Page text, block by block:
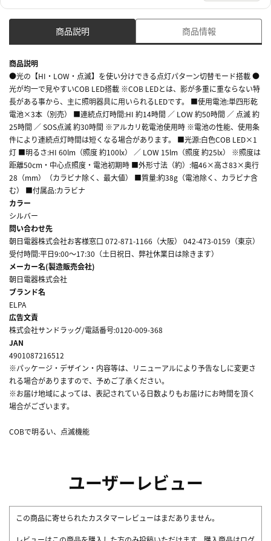
商品説明 商品情報
商品説明
●光の【HI・LOW・点滅】を使い分けできる点灯パターン切替モード搭載 ●
光が均一で見やすいCOB LED搭載 ※COB LEDとは、影が多重に重ならない特
長がある事から、主に照明器具に用いられるLEDです。 ■使用電池:単四形乾
電池×3本（別売） ■連続点灯時間:HI 約14時間 ／ LOW 約50時間 ／ 点滅 約
25時間 ／ SOS点滅 約30時間 ※アルカリ乾電池使用時 ※電池の性能、使用条
件により連続点灯時間は短くなる場合があります。 ■光源:白色COB LED×1
灯 ■明るさ:HI 60lm（照度 約100lx） ／ LOW 15lm（照度 約25lx） ※照度は
距離50cm・中心点照度・電池初期時 ■外形寸法（約）:幅46×高さ83×奥行
28（mm）（カラビナ除く、最大値） ■質量:約38g（電池除く、カラビナ含
む） ■付属品:カラビナ
カラー
シルバー
問い合わせ先
朝日電器株式会社お客様窓口 072-871-1166（大阪） 042-473-0159（東京）
受付時間:平日9:00～17:30（土日祝日、弊社休業日は除きます）
メーカー名(製造販売会社)
朝日電器株式会社
ブランド名
ELPA
広告文責
株式会社サンドラッグ/電話番号:0120-009-368
JAN
4901087216512
※パッケージ・デザイン・内容等は、リニューアルにより予告なしに変更さ
れる場合がありますので、予めご了承ください。
※お届け地域によっては、表記されている日数よりもお届けにお時間を頂く
場合がございます。
COBで明るい、点滅機能
ユーザーレビュー
この商品に寄せられたカスタマーレビューはまだありません。